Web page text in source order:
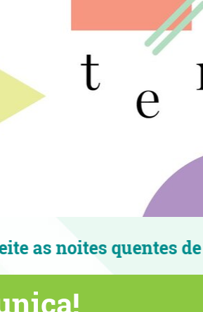
de verão com boa